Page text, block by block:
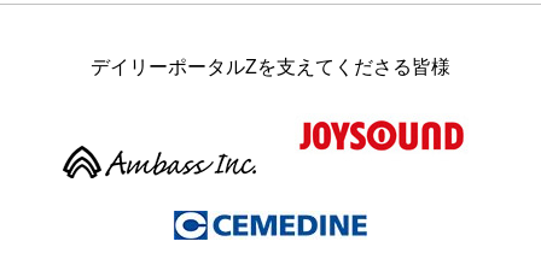
デイリーポータルZを支えてくださる皆様